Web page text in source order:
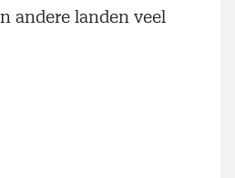
andere landen veel